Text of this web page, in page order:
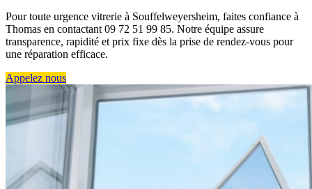
Pour toute urgence vitrerie à Souffelweyersheim, faites confiance à
Thomas en contactant 09 72 51 99 85. Notre équipe assure
transparence, rapidité et prix fixe dès la prise de rendez-vous pour
une réparation efficace.
Appelez nous